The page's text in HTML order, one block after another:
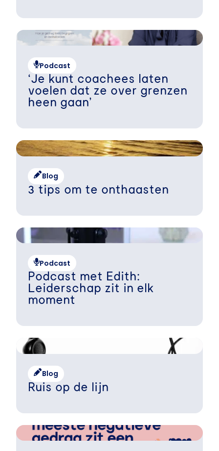
Podcast
‘Je kunt coachees laten
voelen dat ze over grenzen
heen gaan’
Blog
3 tips om te onthaasten
Podcast
Podcast met Edith:
Leiderschap zit in elk
moment
Blog
Ruis op de lijn